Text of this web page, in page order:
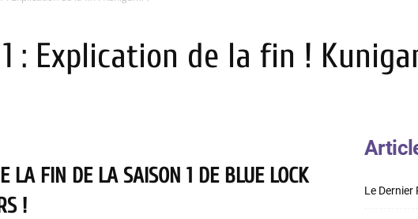
: Explication de la fin !
LA FIN DE LA SAISON 1 DE BLUE LOCK
!
Le Dernier